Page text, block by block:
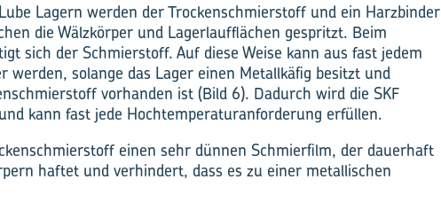
Lagern werden der Trockenschmierstoff und ein Harzbinder
die Wälzkörper und Lagerlaufflächen gespritzt. Beim
sich der Schmierstoff. Auf diese Weise kann aus fast jedem
werden, solange das Lager einen Metall­käfig besitzt und
vorhanden ist (Bild 6). Dadurch wird die SKF
kann fast jede Hochtemperaturanforderung erfüllen.
einen sehr dünnen Schmierfilm, der dauerhaft
haftet und verhindert, dass es zu einer metallischen